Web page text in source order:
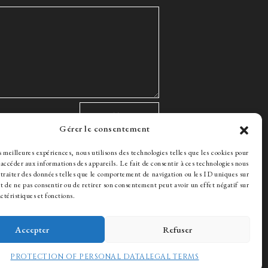
Gérer le consentement
expériences, nous utilisons des technologies telles que les cookies pour
aux informations des appareils. Le fait de consentir à ces technologies nous
des données telles que le comportement de navigation ou les ID uniques sur
de ne pas consentir ou de retirer son consentement peut avoir un effet négatif sur
et fonctions.
Accepter Refuser
PROTECTION OF PERSONAL DATALEGAL TERMS